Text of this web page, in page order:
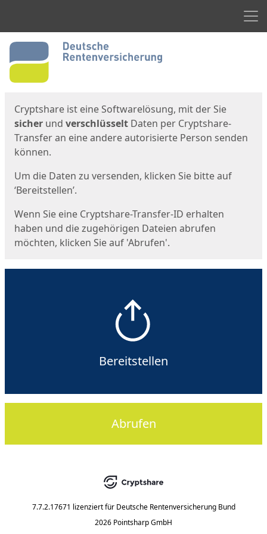
Start
Cryptshare ist eine Softwarelösung, mit der Sie
sicher und verschlüsselt Daten per Cryptshare-
Transfer an eine andere autorisierte Person senden
können.
Um die Daten zu versenden, klicken Sie bitte auf
‘Bereitstellen’.
Wenn Sie eine Cryptshare-Transfer-ID erhalten
haben und die zugehörigen Dateien abrufen
möchten, klicken Sie auf 'Abrufen'.
Bereitstellen
Abrufen
7.7.2.17671 lizenziert für Deutsche Rentenversicherung Bund
2026 Pointsharp GmbH